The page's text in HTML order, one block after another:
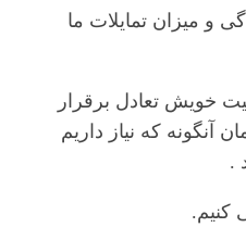
و میزان تمایلات ما
خویش تعادل برقرار
آنگونه که نیاز داریم
.
کنیم.